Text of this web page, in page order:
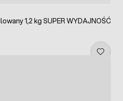
1,2 kg SUPER WYDAJNOŚĆ